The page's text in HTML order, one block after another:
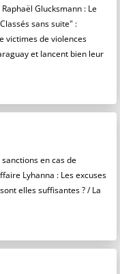
Glucksmann : Le
sans suite" :
victimes de violences
et lancent bien leur
en cas de
Lyhanna : Les excuses
elles suffisantes ? / La